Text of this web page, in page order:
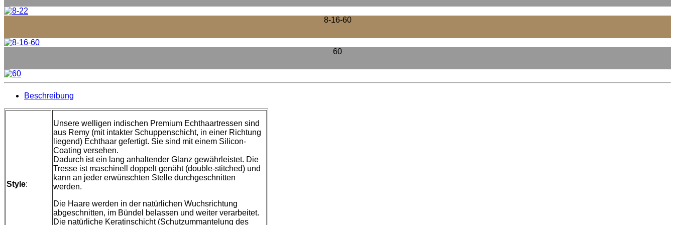
8-16-60
60
Beschreibung
Style:
Unsere welligen indischen Premium Echthaartressen sind
aus Remy (mit intakter Schuppenschicht, in einer Richtung
liegend) Echthaar gefertigt. Sie sind mit einem Silicon-
Coating versehen.
Dadurch ist ein lang anhaltender Glanz gewährleistet. Die
Tresse ist maschinell doppelt genäht (double-stitched) und
kann an jeder erwünschten Stelle durchgeschnitten
werden.
Die Haare werden in der natürlichen Wuchsrichtung
abgeschnitten, im Bündel belassen und weiter verarbeitet.
Die natürliche Keratinschicht (Schutzummantelung des